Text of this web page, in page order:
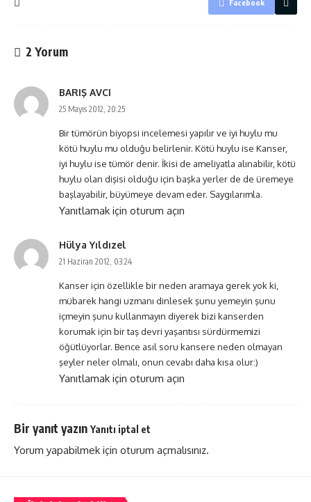
Facebook
2 Yorum
BARIŞ AVCI
25 Mayıs 2012, 20:25
Bir tümörün biyopsi incelemesi yapılır ve iyi huylu mu
kötü huylu mu olduğu belirlenir. Kötü huylu ise Kanser,
iyi huylu ise tümör denir. İkisi de ameliyatla alınabilir, kötü
huylu olan dişisi olduğu için başka yerler de de üremeye
başlayabilir, büyümeye devam eder. Saygılarımla.
Yanıtlamak için oturum açın
Hülya Yıldızel
21 Haziran 2012, 03:24
Kanser için özellikle bir neden aramaya gerek yok ki,
mübarek hangi uzmanı dinlesek şunu yemeyin şunu
içmeyin şunu kullanmayın diyerek bizi kanserden
korumak için bir taş devri yaşantısı sürdürmemizi
öğütlüyorlar. Bence asıl soru kansere neden olmayan
şeyler neler olmalı, onun cevabı daha kısa olur:)
Yanıtlamak için oturum açın
Bir yanıt yazın Yanıtı iptal et
Yorum yapabilmek için oturum açmalısınız.